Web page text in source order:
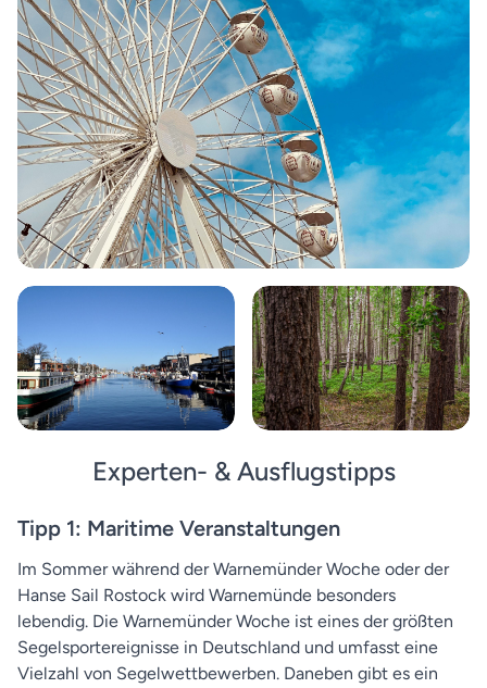
Experten- & Ausflugstipps
Tipp 1: Maritime Veranstaltungen
Im Sommer während der Warnemünder Woche oder der
Hanse Sail Rostock wird Warnemünde besonders
lebendig. Die Warnemünder Woche ist eines der größten
Segelsportereignisse in Deutschland und umfasst eine
Vielzahl von Segelwettbewerben. Daneben gibt es ein